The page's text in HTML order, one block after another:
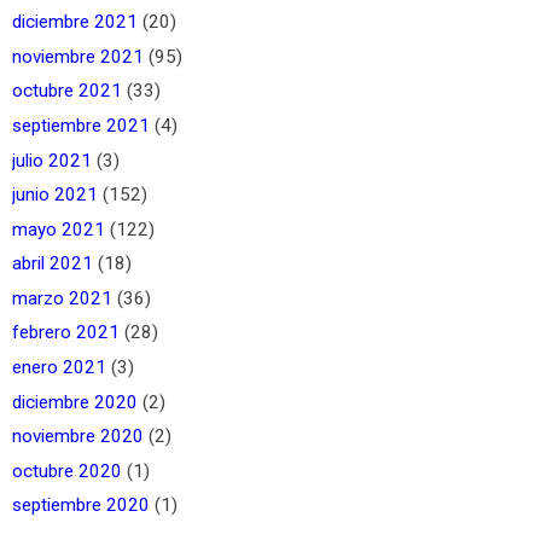
diciembre 2021 (20)
noviembre 2021 (95)
octubre 2021 (33)
septiembre 2021 (4)
julio 2021 (3)
junio 2021 (152)
mayo 2021 (122)
abril 2021 (18)
marzo 2021 (36)
febrero 2021 (28)
enero 2021 (3)
diciembre 2020 (2)
noviembre 2020 (2)
octubre 2020 (1)
septiembre 2020 (1)